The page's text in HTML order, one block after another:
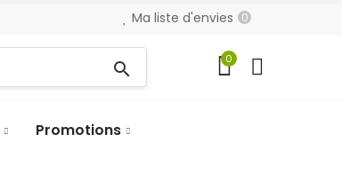
Ma liste d'envies 0
search 0
Promotions